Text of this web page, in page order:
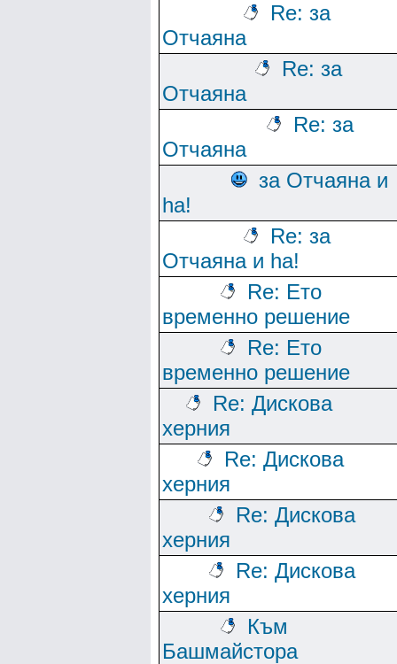
Re: за
Отчаяна
Re: за
Отчаяна
Re: за
Отчаяна
за Отчаяна и
ha!
Re: за
Отчаяна и ha!
Re: Ето
временно решение
Re: Ето
временно решение
Re: Дискова
херния
Re: Дискова
херния
Re: Дискова
херния
Re: Дискова
херния
Към
Башмайстора